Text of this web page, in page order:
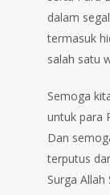
dalam
termasuk
salah satu
Semoga
untuk para
Dan
terputus
Surga Allah